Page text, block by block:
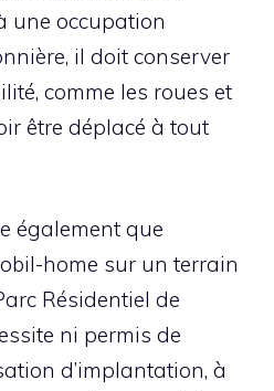
une occupation
il doit conserver
comme les roues et
être déplacé à tout
également que
home sur un terrain
Résidentiel de
ni permis de
d’implantation, à